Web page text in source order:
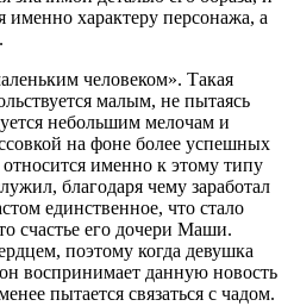
именно характеру персонажа, а
человеком». Такая
малым, не пытаясь
небольшим мелочам и
на фоне более успешных
именно к этому типу
благодаря чему заработал
единственное, что стало
счастье его дочери Маши.
поэтому когда девушка
воспринимает данную новость
пытается связаться с чадом.